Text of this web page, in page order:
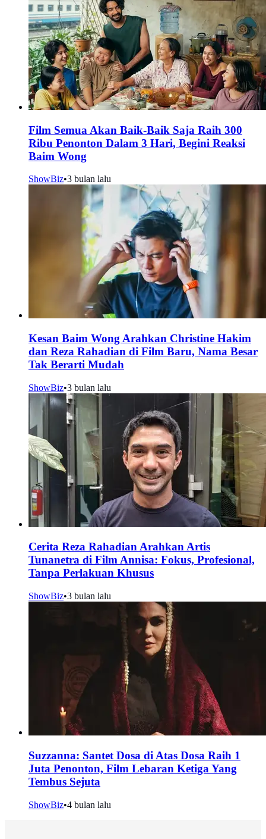
Film Semua Akan Baik-Baik Saja Raih 300
Ribu Penonton Dalam 3 Hari, Begini Reaksi
Baim Wong
ShowBiz•3 bulan lalu
Kesan Baim Wong Arahkan Christine Hakim
dan Reza Rahadian di Film Baru, Nama Besar
Tak Berarti Mudah
ShowBiz•3 bulan lalu
Cerita Reza Rahadian Arahkan Artis
Tunanetra di Film Annisa: Fokus, Profesional,
Tanpa Perlakuan Khusus
ShowBiz•3 bulan lalu
Suzzanna: Santet Dosa di Atas Dosa Raih 1
Juta Penonton, Film Lebaran Ketiga Yang
Tembus Sejuta
ShowBiz•4 bulan lalu